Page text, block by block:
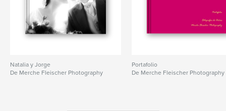
Natalia y Jorge
De Merche Fleischer Photography
Portafolio
De Merche Fleischer Photography